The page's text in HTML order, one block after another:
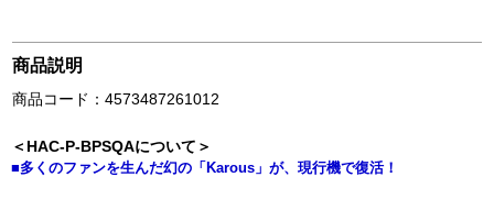
商品説明
商品コード：4573487261012
＜HAC-P-BPSQAについて＞
■多くのファンを生んだ幻の「Karous」が、現行機で復活！